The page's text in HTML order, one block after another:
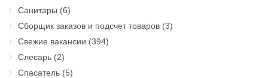
Санитары (6)
Сборщик заказов и подсчет товаров (3)
Свежие вакансии (394)
Слесарь (2)
Спасатель (5)